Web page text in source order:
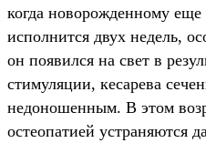
когда новорожденному еще
исполнится двух недель,
он появился на свет в
стимуляции, кесарева
недоношенным. В этом
остеопатией устраняются